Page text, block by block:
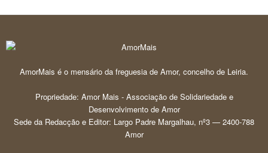
AmorMais é o mensário da freguesia de Amor, concelho de Leiria.
Propriedade: Amor Mais - Associação de Solidariedade e
Desenvolvimento de Amor
Sede da Redacção e Editor: Largo Padre Margalhau, nº3 — 2400-788
Amor